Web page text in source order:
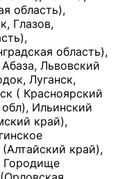
область),
Глазов,
область),
Львовский
Луганск,
( Красноярский
Ильинский
край),
край),
Городище